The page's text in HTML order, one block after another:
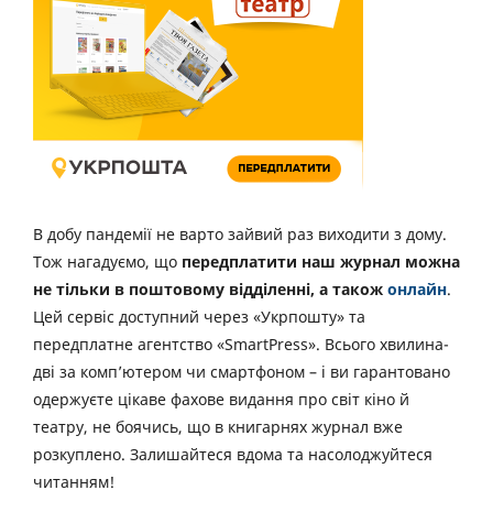
В добу пандемії не варто зайвий раз виходити з дому.
Тож нагадуємо, що передплатити наш журнал можна
не тільки в поштовому відділенні, а також онлайн.
Цей сервіс доступний через «Укрпошту» та
передплатне агентство «SmartPress». Всього хвилина-
дві за комп’ютером чи смартфоном – і ви гарантовано
одержуєте цікаве фахове видання про світ кіно й
театру, не боячись, що в книгарнях журнал вже
розкуплено. Залишайтеся вдома та насолоджуйтеся
читанням!